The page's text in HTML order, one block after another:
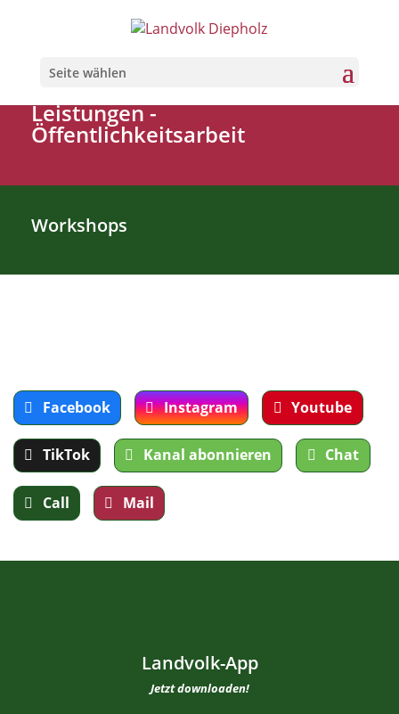
Seite wählen
Leistungen-
Öffentlichkeitsarbeit
Workshops
Facebook Instagram Youtube
TikTok Kanal abonnieren Chat
Call Mail
Landvolk-App
Jetzt downloaden!